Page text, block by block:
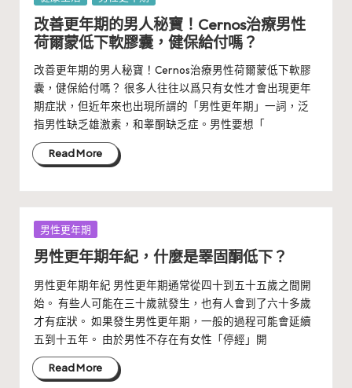
改善更年期的男人秘寶！Cernos治療男性
荷爾蒙低下軟膠囊，健保給付嗎？
改善更年期的男人秘寶！Cernos治療男性荷爾蒙低下軟膠
囊，健保給付嗎？ 很多人往往以爲只有女性才會出現更年
期症狀，但近年來也出現所謂的「男性更年期」一詞，泛
指男性缺乏雄激素，和睾酮缺乏症。男性要想「
Read More
Posted
in
男性更年期
男性更年期年紀，什麼是睪固酮低下？
男性更年期年紀 男性更年期通常從四十到五十五歲之間開
始。 有些人可能在三十歲就發生，也有人會到了六十多歲
才有症狀。 如果發生男性更年期，一般的過程可能會延續
五到十五年。 由於男性不存在有女性「停經」開
Read More